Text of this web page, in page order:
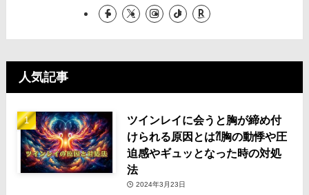
人気記事
ツインレイに会うと胸が締め付
けられる原因とは⁈胸の動悸や圧
迫感やギュッとなった時の対処
法
2024年3月23日